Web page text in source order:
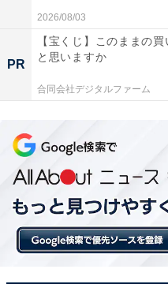
2026/08/03
PR
【宝くじ】このままの
と思いますか
合同会社デジタルファーム